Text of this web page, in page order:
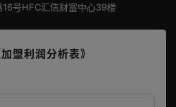
号HFC汇信财富中心39楼
盟利润分析表》